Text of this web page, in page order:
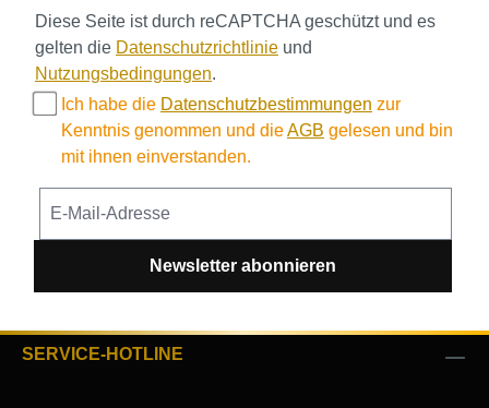
Diese Seite ist durch reCAPTCHA geschützt und es
gelten die Datenschutzrichtlinie und
Nutzungsbedingungen.
Ich habe die Datenschutzbestimmungen zur
Kenntnis genommen und dieAGB gelesen und bin
mit ihnen einverstanden.
Newsletter abonnieren
SERVICE-HOTLINE